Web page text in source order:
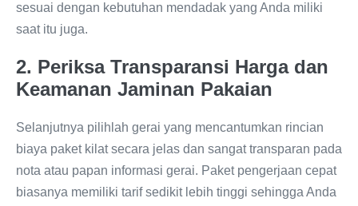
sesuai dengan kebutuhan mendadak yang Anda miliki
saat itu juga.
2. Periksa Transparansi Harga dan
Keamanan Jaminan Pakaian
Selanjutnya pilihlah gerai yang mencantumkan rincian
biaya paket kilat secara jelas dan sangat transparan pada
nota atau papan informasi gerai. Paket pengerjaan cepat
biasanya memiliki tarif sedikit lebih tinggi sehingga Anda